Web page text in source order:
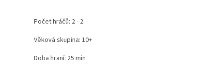
Počet hráčů: 2 - 2
Věková skupina: 10+
Doba hraní: 25 min